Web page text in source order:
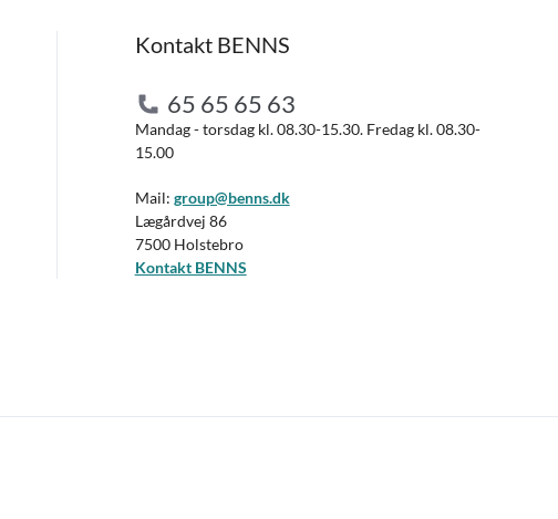
Kontakt BENNS
65 65 65 63
Mandag - torsdag kl. 08.30-15.30. Fredag kl. 08.30-
15.00
Mail: group@benns.dk
Lægårdvej 86
7500 Holstebro
Kontakt BENNS